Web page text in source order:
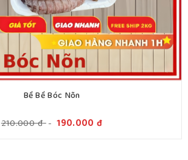
Bề Bề Bóc Nõn
210.000đ - 190.000 đ